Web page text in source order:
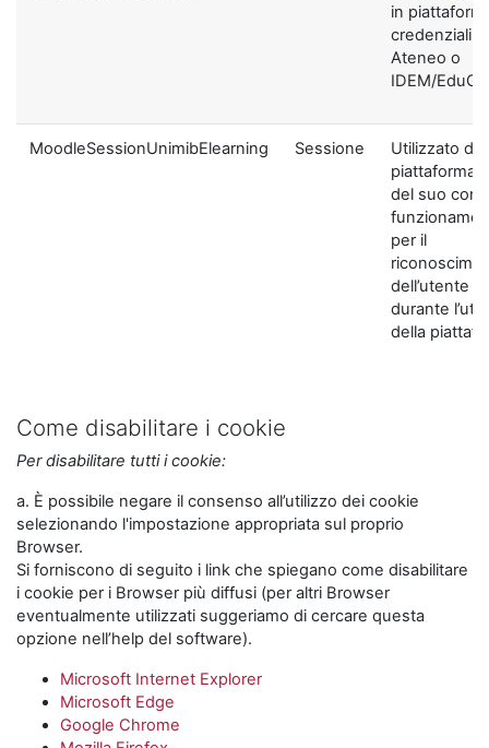
in
credenziali di
Ateneo o
IDEM/
MoodleSessionUnimibElearning Sessione
Utilizzato
piattaforma
del suo
per il
dell’utente
durante
della
Come disabilitare i cookie
Per disabilitare tutti i cookie:
a. È possibile negare il consenso all’utilizzo dei cookie
selezionando l'impostazione appropriata sul proprio
Browser.
Si forniscono di seguito i link che spiegano come disabilitare
i cookie per i Browser più diffusi (per altri Browser
eventualmente utilizzati suggeriamo di cercare questa
opzione nell’help del software).
Microsoft Internet Explorer
Microsoft Edge
Google Chrome